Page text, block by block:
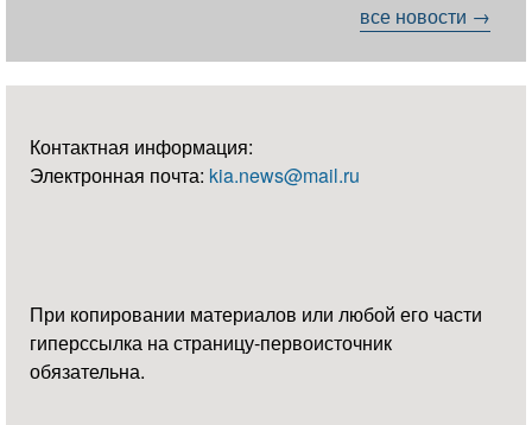
все новости →
Контактная информация:
Электронная почта: kia.news@mail.ru
При копировании материалов или любой его части
гиперссылка на страницу-первоисточник
обязательна.